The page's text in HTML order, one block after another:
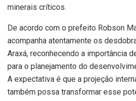
minerais críticos.
De acordo com o prefeito Robson
acompanha atentamente os
Araxá, reconhecendo a importância
para o planejamento do
A expectativa é que a projeção
também possa transformar esse